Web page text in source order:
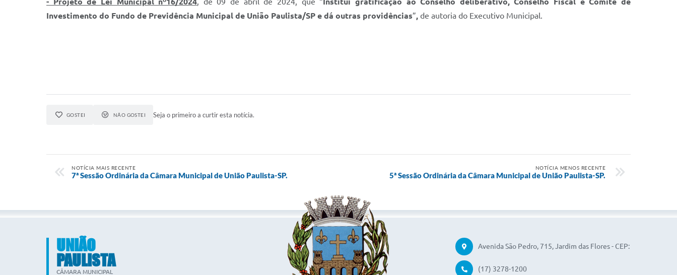
Investimento do Fundo de Previdência Municipal de União Paulista/SP e dá outras providências”, de autoria do Executivo Municipal.
GOSTEI NÃO GOSTEI Seja o primeiro a curtir esta notícia.
NOTÍCIA MAIS RECENTE
7ª Sessão Ordinária da Câmara Municipal de União Paulista-SP.
NOTÍCIA MENOS RECENTE
5ª Sessão Ordinária da Câmara Municipal de União Paulista-SP.
UNIÃO
PAULISTA
CÂMARA MUNICIPAL
Avenida São Pedro, 715, Jardim das Flores - CEP:
(17) 3278-1200